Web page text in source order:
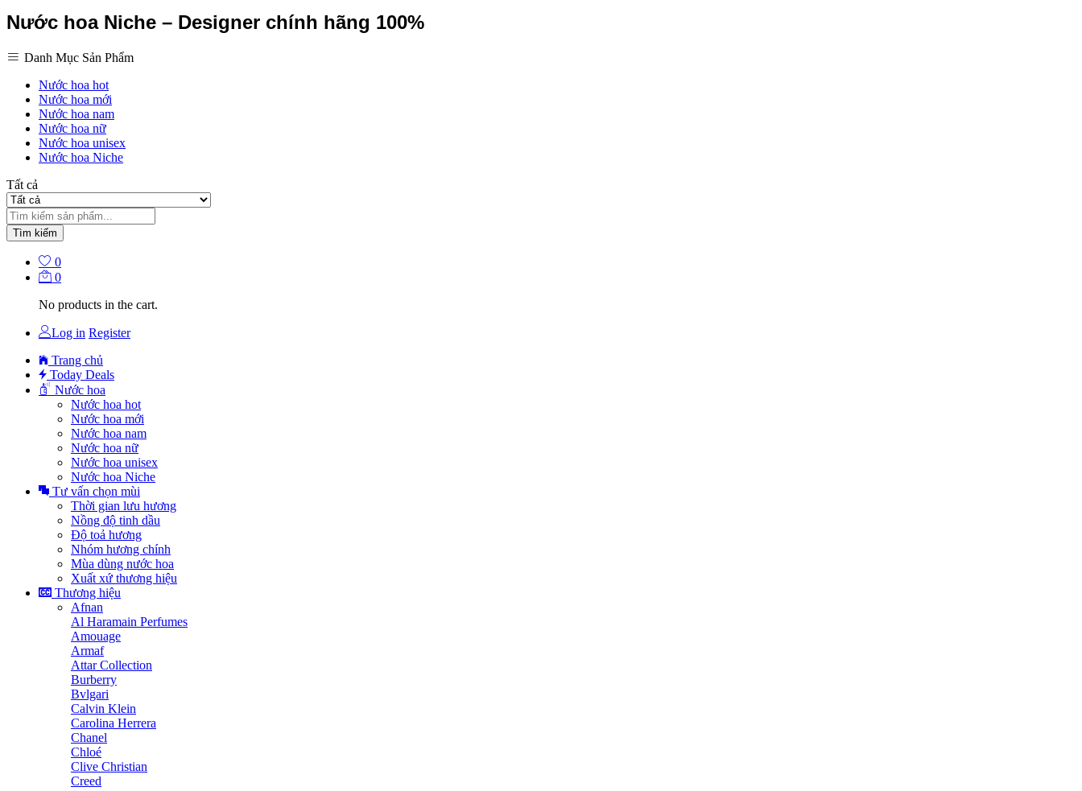
Nước hoa Niche – Designer chính hãng 100%
Danh Mục Sản Phẩm
Nước hoa hot
Nước hoa mới
Nước hoa nam
Nước hoa nữ
Nước hoa unisex
Nước hoa Niche
Tất cả
Tìm kiếm
0
0
No products in the cart.
Log in Register
Trang chủ
Today Deals
Nước hoa
Nước hoa hot
Nước hoa mới
Nước hoa nam
Nước hoa nữ
Nước hoa unisex
Nước hoa Niche
Tư vấn chọn mùi
Thời gian lưu hương
Nồng độ tinh dầu
Độ toả hương
Nhóm hương chính
Mùa dùng nước hoa
Xuất xứ thương hiệu
Thương hiệu
Afnan
Al Haramain Perfumes
Amouage
Armaf
Attar Collection
Burberry
Bvlgari
Calvin Klein
Carolina Herrera
Chanel
Chloé
Clive Christian
Creed